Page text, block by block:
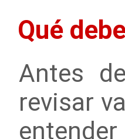
Qué
Antes
revisar